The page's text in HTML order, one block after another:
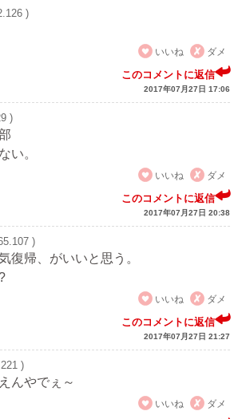
)
いいね
ダメ
このコメントに返信
2017年07月27日 17:06
)
い。
いいね
ダメ
このコメントに返信
2017年07月27日 20:38
)
復帰、がいいと思う。
いいね
ダメ
このコメントに返信
2017年07月27日 21:27
)
んやでぇ～
いいね
ダメ